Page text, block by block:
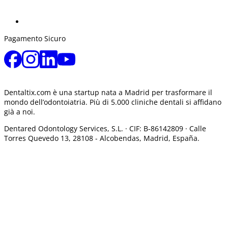
Pagamento Sicuro
Dentaltix.com è una startup nata a Madrid per trasformare il
mondo dell’odontoiatria. Più di 5.000 cliniche dentali si affidano
già a noi.
Dentared Odontology Services, S.L. · CIF: B-86142809 · Calle
Torres Quevedo 13, 28108 - Alcobendas, Madrid, España.